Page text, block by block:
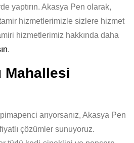
yaptırın. Akasya Pen olarak,
hizmetlerimizle sizlere hizmet
hizmetlerimiz hakkında daha
.
Mahallesi
arıyorsanız, Akasya Pen
çözümler sunuyoruz.